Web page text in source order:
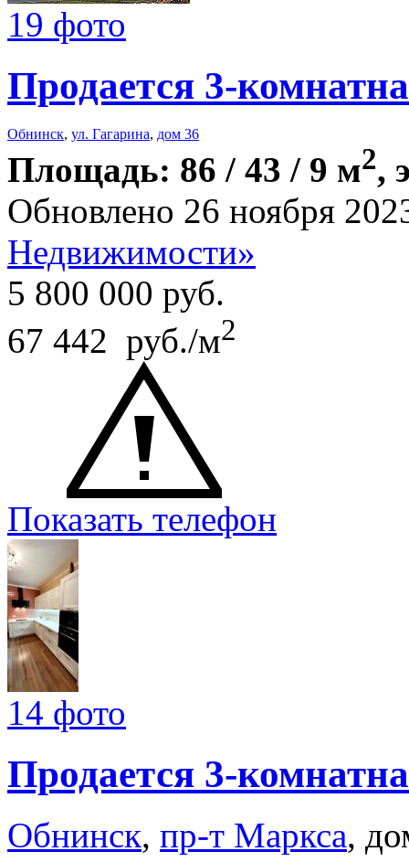
19 фото
Продается 3-
Обнинск, ул. Гагарина, дом 36
Площадь: 86 / 43 / 9 м2,
Обновлено 26 ноября
Недвижимости»
5 800 000 руб.
67 442 руб./м2
Показать телефон
14 фото
Продается 3-
Обнинск, пр-т Маркса,